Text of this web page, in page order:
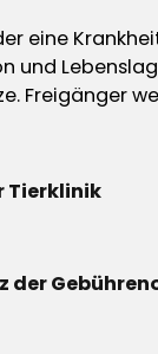
eine
und
Freigänger
Tierklinik